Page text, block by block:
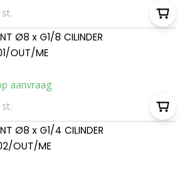
Ø8 x G1/8 CILINDER
OUT/ME
aanvraag
Ø8 x G1/4 CILINDER
OUT/ME